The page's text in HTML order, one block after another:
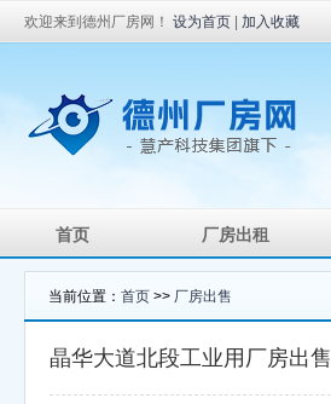
欢迎来到德州厂房网！ 设为首页 加入收藏
首页 厂房出租
当前位置： 首页 >> 厂房出售
晶华大道北段工业用厂房出售